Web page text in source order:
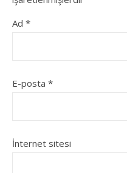
Ad *
E-posta *
İnternet sitesi